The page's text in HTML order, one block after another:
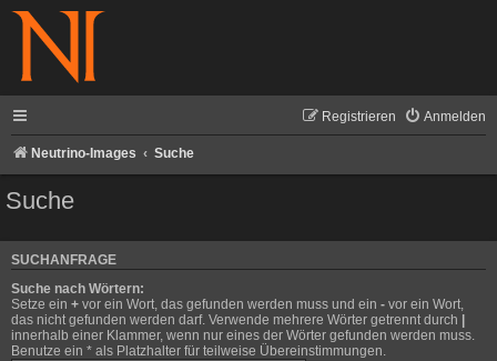
Anmelden
Registrieren
Neutrino-Images Suche
Suche
SUCHANFRAGE
Suche nach Wörtern:
Setze ein + vor ein Wort, das gefunden werden muss und ein - vor ein Wort,
das nicht gefunden werden darf. Verwende mehrere Wörter getrennt durch
innerhalb einer Klammer, wenn nur eines der Wörter gefunden werden muss.
Benutze ein * als Platzhalter für teilweise Übereinstimmungen.